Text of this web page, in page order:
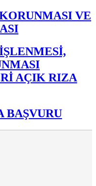
VE
AÇIK RIZA
BAŞVURU